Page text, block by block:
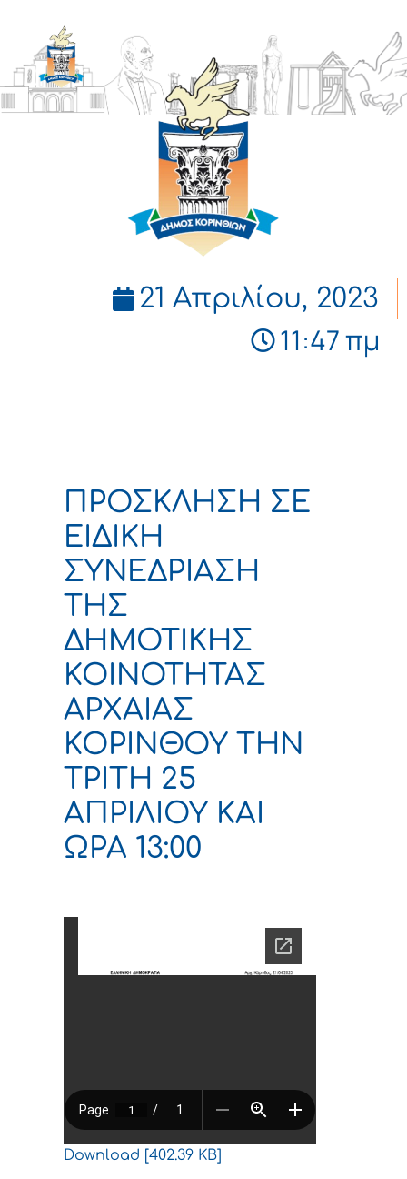
ΔΗΜΟΣ
ΚΟΡΙΝΘΙΩΝ
21 Απριλίου, 2023
11:47 πμ
ΠΡΟΣΚΛΗΣΗ ΣΕ
ΕΙΔΙΚΗ
ΣΥΝΕΔΡΙΑΣΗ
ΤΗΣ
ΔΗΜΟΤΙΚΗΣ
ΚΟΙΝΟΤΗΤΑΣ
ΑΡΧΑΙΑΣ
ΚΟΡΙΝΘΟΥ ΤΗΝ
ΤΡΙΤΗ 25
ΑΠΡΙΛΙΟΥ ΚΑΙ
ΩΡΑ 13:00
Download [402.39 KB]